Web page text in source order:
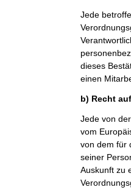
Jede
dieses
einen
b) Recht
Jede von
vom
von dem für
seiner
Auskunft zu